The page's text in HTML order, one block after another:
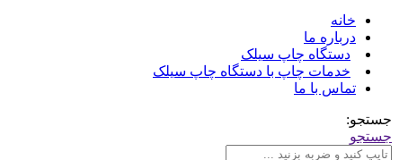
خانه
درباره ما
دستگاه چاپ سیلک
خدمات چاپ با دستگاه چاپ سیلک
تماس با ما
جستجو:
جستجو